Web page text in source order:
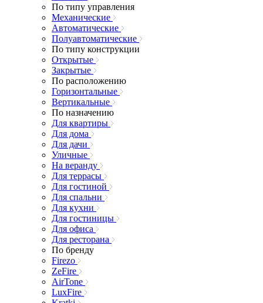
По типу управления
Механические
Автоматические
Полуавтоматические
По типу конструкции
Открытые
Закрытые
По расположению
Горизонтальные
Вертикальные
По назначению
Для квартиры
Для дома
Для дачи
Уличные
На веранду
Для террасы
Для гостиной
Для спальни
Для кухни
Для гостиницы
Для офиса
Для ресторана
По бренду
Firezo
ZeFire
AirTone
LuxFire